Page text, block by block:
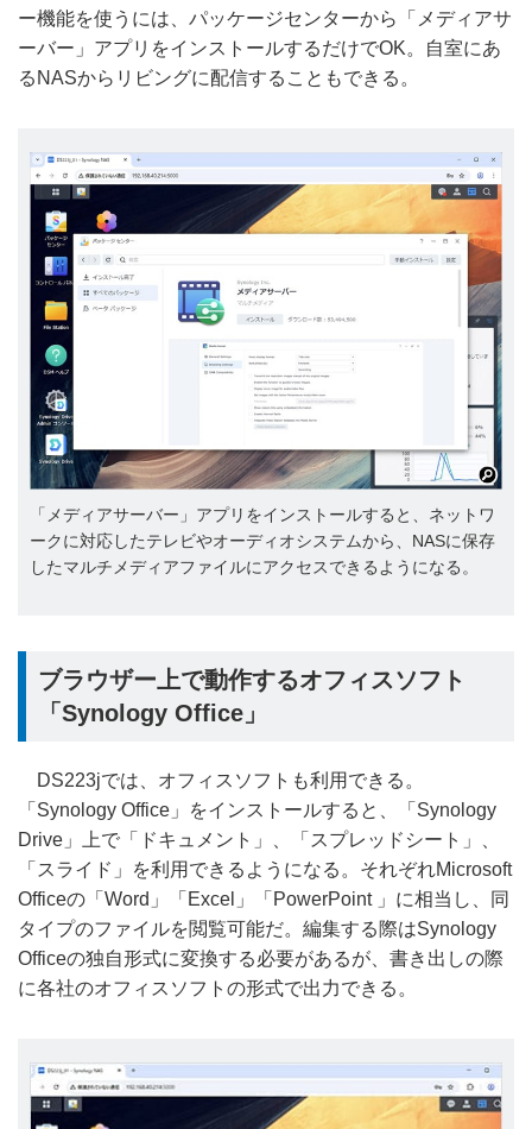
ー機能を使うには、パッケージセンターから「メディアサ
ーバー」アプリをインストールするだけでOK。自室にあ
るNASからリビングに配信することもできる。
「メディアサーバー」アプリをインストールすると、ネットワ
ークに対応したテレビやオーディオシステムから、NASに保存
したマルチメディアファイルにアクセスできるようになる。
ブラウザー上で動作するオフィスソフト
「Synology Office」
DS223jでは、オフィスソフトも利用できる。
「Synology Office」をインストールすると、「Synology
Drive」上で「ドキュメント」、「スプレッドシート」、
「スライド」を利用できるようになる。それぞれMicrosoft
Officeの「Word」「Excel」「PowerPoint 」に相当し、同
タイプのファイルを閲覧可能だ。編集する際はSynology
Officeの独自形式に変換する必要があるが、書き出しの際
に各社のオフィスソフトの形式で出力できる。